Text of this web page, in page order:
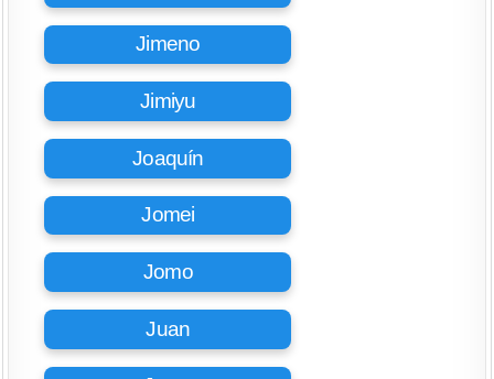
Jimeno
Jimiyu
Joaquín
Jomei
Jomo
Juan